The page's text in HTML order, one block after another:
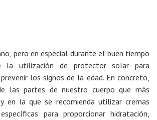
pero en especial durante el buen tiempo
la utilización de protector solar para
los signos de la edad. En concreto,
las partes de nuestro cuerpo que más
en la que se recomienda utilizar cremas
para proporcionar hidratación,